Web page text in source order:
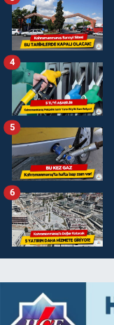
4
5
6